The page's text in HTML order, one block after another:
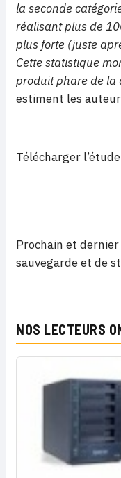
la seconde
réalisant plus de
plus forte (juste
Cette statistique
produit phare de la
estiment les
Télécharger
Prochain et
sauvegarde et de
NOS LECTEURS